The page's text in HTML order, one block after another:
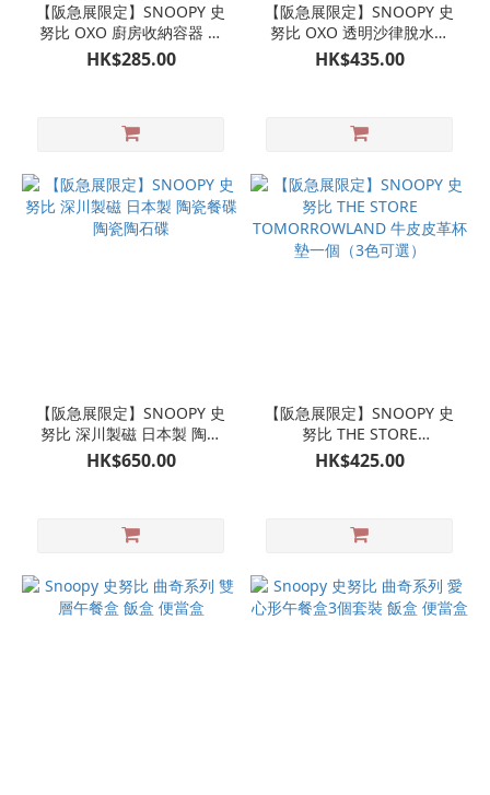
【阪急展限定】SNOOPY 史
努比 OXO 廚房收納容器 收
納盒（1.6公升）
HK$285.00
【阪急展限定】SNOOPY 史
努比 OXO 透明沙律脫水器
沙拉脫水器
HK$435.00
【阪急展限定】SNOOPY 史
努比 深川製磁 日本製 陶瓷
餐碟 陶瓷陶石碟
HK$650.00
【阪急展限定】SNOOPY 史
努比 THE STORE
TOMORROWLAND 牛皮皮
革杯墊一個（3色可選）
HK$425.00